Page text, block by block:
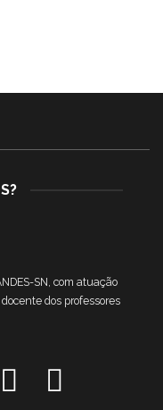
SN, com atuação
dos professores